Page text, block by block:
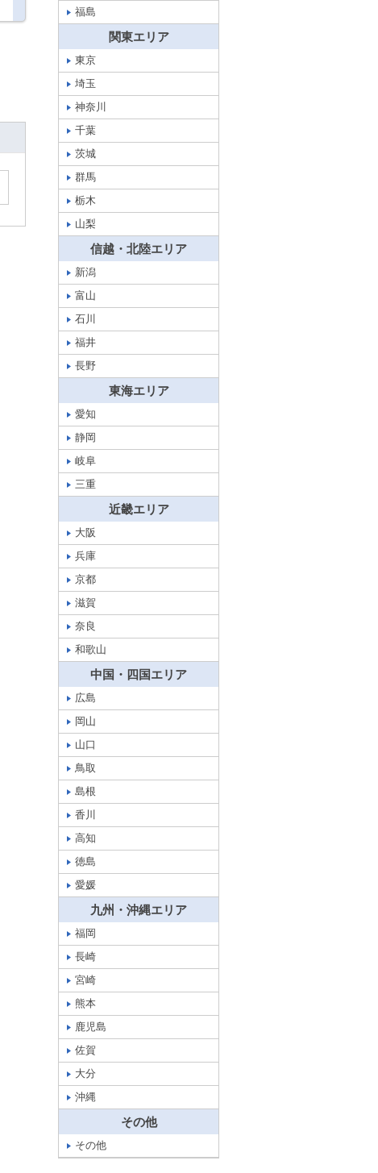
福島
関東エリア
東京
埼玉
神奈川
千葉
茨城
群馬
栃木
山梨
信越・北陸エリア
新潟
富山
石川
福井
長野
東海エリア
愛知
静岡
岐阜
三重
近畿エリア
大阪
兵庫
京都
滋賀
奈良
和歌山
中国・四国エリア
広島
岡山
山口
鳥取
島根
香川
高知
徳島
愛媛
九州・沖縄エリア
福岡
長崎
宮崎
熊本
鹿児島
佐賀
大分
沖縄
その他
その他